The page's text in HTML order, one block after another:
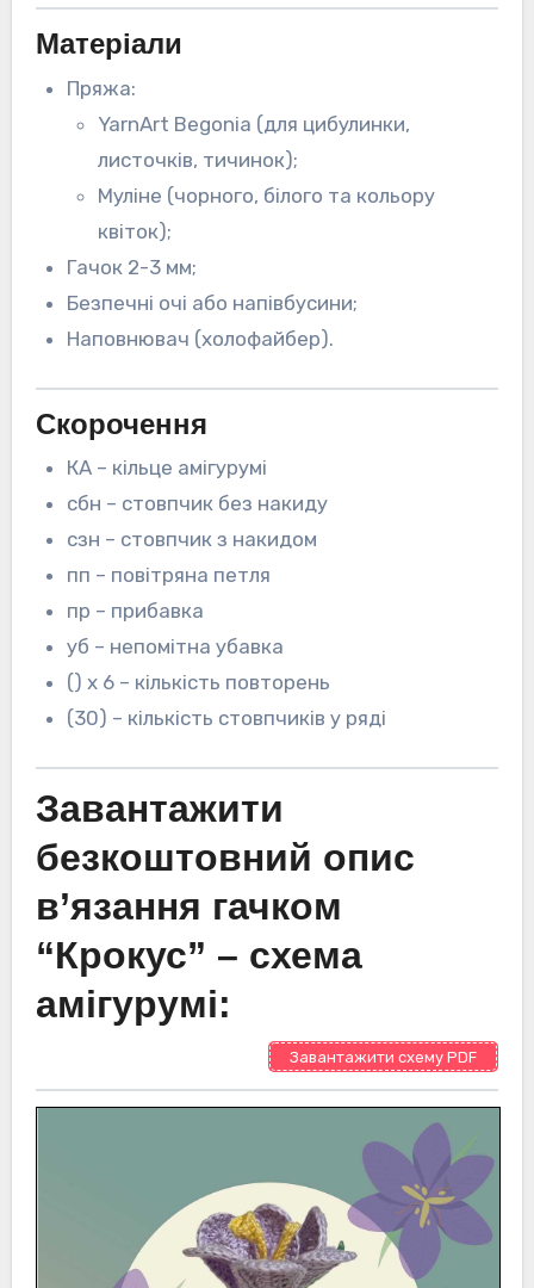
Матеріали
Пряжа:
YarnArt Begonia (для цибулинки,
листочків, тичинок);
Муліне (чорного, білого та кольору
квіток);
Гачок 2-3 мм;
Безпечні очі або напівбусини;
Наповнювач (холофайбер).
Скорочення
КА – кільце амігурумі
сбн – стовпчик без накиду
сзн – стовпчик з накидом
пп – повітряна петля
пр – прибавка
уб – непомітна убавка
() х 6 – кількість повторень
(30) – кількість стовпчиків у ряді
Завантажити
безкоштовний опис
в’язання гачком
“Крокус” – схема
амігурумі:
Завантажити схему PDF